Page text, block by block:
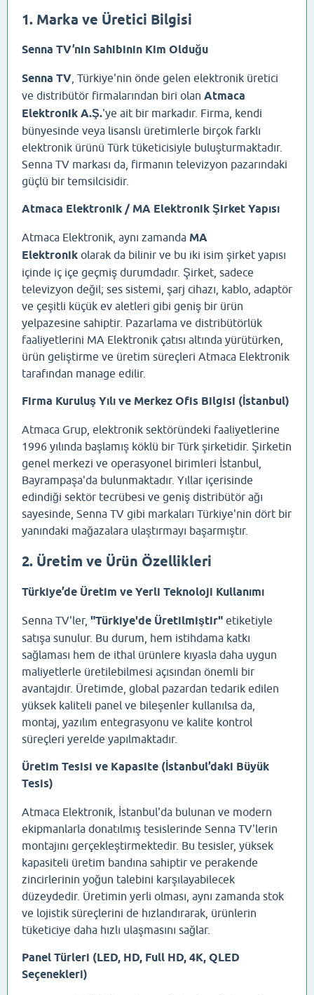
1. Marka ve Üretici Bilgisi
Senna TV’nin Sahibinin Kim Olduğu
Senna TV , Türkiye'nin önde gelen elektronik üretici
ve distribütör firmalarından biri olan Atmaca
Elektronik A.Ş.'ye ait bir markadır. Firma, kendi
bünyesinde veya lisanslı üretimlerle birçok farklı
elektronik ürünü Türk tüketicisiyle buluşturmaktadır.
Senna TV markası da, firmanın televizyon pazarındaki
güçlü bir temsilcisidir.
Atmaca Elektronik / MA Elektronik Şirket Yapısı
Atmaca Elektronik, aynı zamanda MA
Elektronik olarak da bilinir ve bu iki isim şirket yapısı
içinde iç içe geçmiş durumdadır. Şirket, sadece
televizyon değil; ses sistemi, şarj cihazı, kablo, adaptör
ve çeşitli küçük ev aletleri gibi geniş bir ürün
yelpazesine sahiptir. Pazarlama ve distribütörlük
faaliyetlerini MA Elektronik çatısı altında yürütürken,
ürün geliştirme ve üretim süreçleri Atmaca Elektronik
tarafından manage edilir.
Firma Kuruluş Yılı ve Merkez Ofis Bilgisi (İstanbul)
Atmaca Grup, elektronik sektöründeki faaliyetlerine
1996 yılında başlamış köklü bir Türk şirketidir. Şirketin
genel merkezi ve operasyonel birimleri İstanbul,
Bayrampaşa'da bulunmaktadır. Yıllar içerisinde
edindiği sektör tecrübesi ve geniş distribütör ağı
sayesinde, Senna TV gibi markaları Türkiye'nin dört bir
yanındaki mağazalara ulaştırmayı başarmıştır.
2. Üretim ve Ürün Özellikleri
Türkiye’de Üretim ve Yerli Teknoloji Kullanımı
Senna TV'ler, "Türkiye'de Üretilmiştir" etiketiyle
satışa sunulur. Bu durum, hem istihdama katkı
sağlaması hem de ithal ürünlere kıyasla daha uygun
maliyetlerle üretilebilmesi açısından önemli bir
avantajdır. Üretimde, global pazardan tedarik edilen
yüksek kaliteli panel ve bileşenler kullanılsa da,
montaj, yazılım entegrasyonu ve kalite kontrol
süreçleri yerelde yapılmaktadır.
Üretim Tesisi ve Kapasite (İstanbul’daki Büyük
Tesis)
Atmaca Elektronik, İstanbul'da bulunan ve modern
ekipmanlarla donatılmış tesislerinde Senna TV'lerin
montajını gerçekleştirmektedir. Bu tesisler, yüksek
kapasiteli üretim bandına sahiptir ve perakende
zincirlerinin yoğun talebini karşılayabilecek
düzeydedir. Üretimin yerli olması, aynı zamanda stok
ve lojistik süreçlerini de hızlandırarak, ürünlerin
tüketiciye daha hızlı ulaşmasını sağlar.
Panel Türleri (LED, HD, Full HD, 4K, QLED
Seçenekleri)